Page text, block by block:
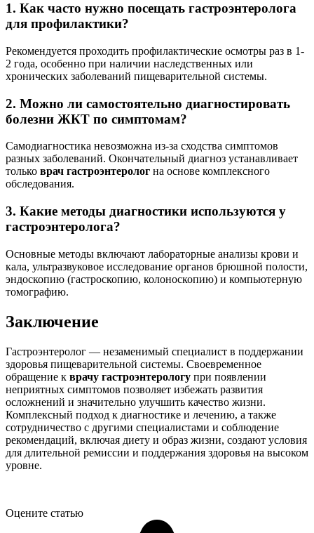
1. Как часто нужно посещать гастроэнтеролога
для профилактики?
Рекомендуется проходить профилактические осмотры раз в 1-
2 года, особенно при наличии наследственных или
хронических заболеваний пищеварительной системы.
2. Можно ли самостоятельно диагностировать
болезни ЖКТ по симптомам?
Самодиагностика невозможна из-за сходства симптомов
разных заболеваний. Окончательный диагноз устанавливает
только врач гастроэнтеролог на основе комплексного
обследования.
3. Какие методы диагностики используются у
гастроэнтеролога?
Основные методы включают лабораторные анализы крови и
кала, ультразвуковое исследование органов брюшной полости,
эндоскопию (гастроскопию, колоноскопию) и компьютерную
томографию.
Заключение
Гастроэнтеролог — незаменимый специалист в поддержании
здоровья пищеварительной системы. Своевременное
обращение к врачу гастроэнтерологу при появлении
неприятных симптомов позволяет избежать развития
осложнений и значительно улучшить качество жизни.
Комплексный подход к диагностике и лечению, а также
сотрудничество с другими специалистами и соблюдение
рекомендаций, включая диету и образ жизни, создают условия
для длительной ремиссии и поддержания здоровья на высоком
уровне.
Оцените статью